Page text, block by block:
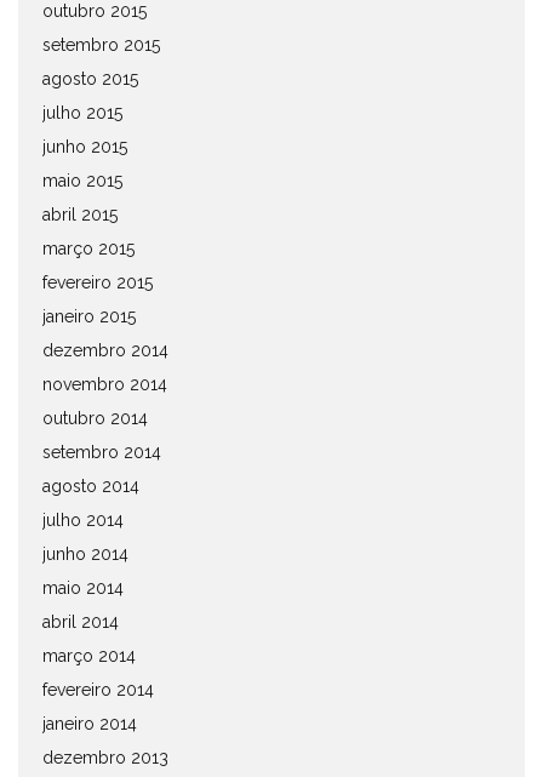
outubro 2015
setembro 2015
agosto 2015
julho 2015
junho 2015
maio 2015
abril 2015
março 2015
fevereiro 2015
janeiro 2015
dezembro 2014
novembro 2014
outubro 2014
setembro 2014
agosto 2014
julho 2014
junho 2014
maio 2014
abril 2014
março 2014
fevereiro 2014
janeiro 2014
dezembro 2013